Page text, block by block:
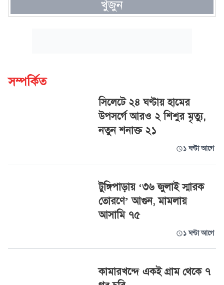
খুঁজুন
সম্পর্কিত
সিলেটে ২৪ ঘণ্টায় হামের
উপসর্গে আরও ২ শিশুর মৃত্যু,
নতুন শনাক্ত ২১
১ ঘণ্টা আগে
টুঙ্গিপাড়ায় ‘৩৬ জুলাই স্মারক
তোরণে’ আগুন, মামলায়
আসামি ৭৫
১ ঘণ্টা আগে
কামারখন্দে একই গ্রাম থেকে ৭